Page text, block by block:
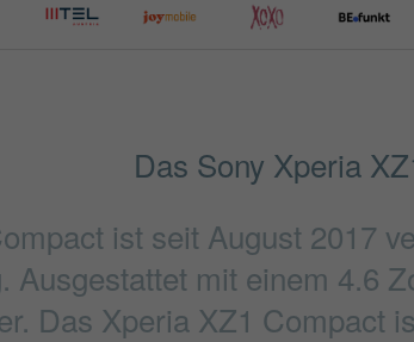
Das Sony Xperia
ist seit August 2017
Ausgestattet mit einem 4.6
Das Xperia XZ1 Compact